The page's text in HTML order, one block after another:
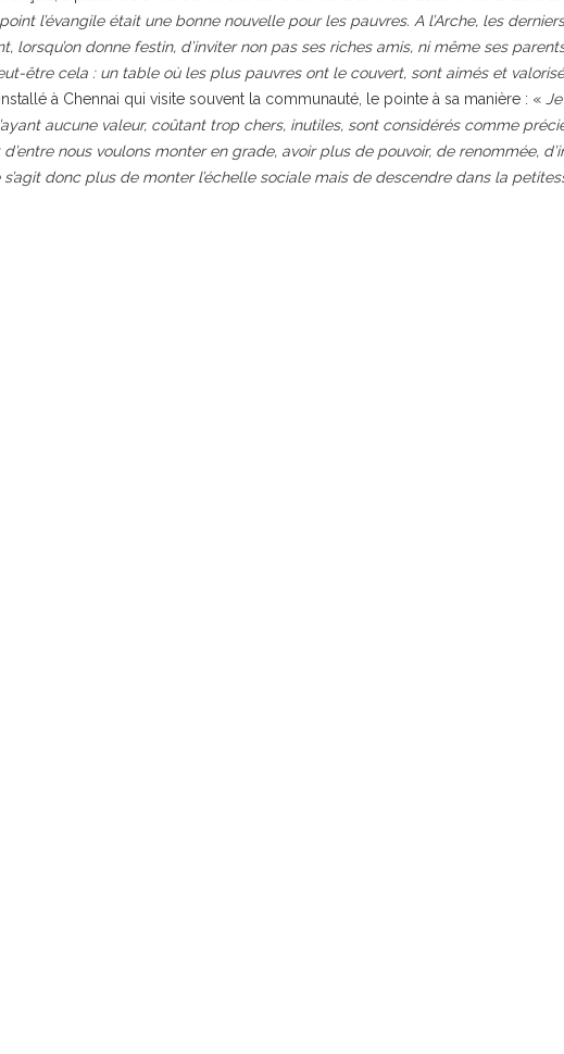
l’évangile était une bonne nouvelle pour les pauvres. A l’Arche, les
donne festin, d’inviter non pas ses riches amis, ni même ses
être cela : un table où les plus pauvres ont le couvert, sont aimés et
à Chennai qui visite souvent la communauté, le pointe à sa manière : «
aucune valeur, coûtant trop chers, inutiles, sont considérés comme
nous voulons monter en grade, avoir plus de pouvoir, de renommée,
donc plus de monter l’échelle sociale mais de descendre dans la